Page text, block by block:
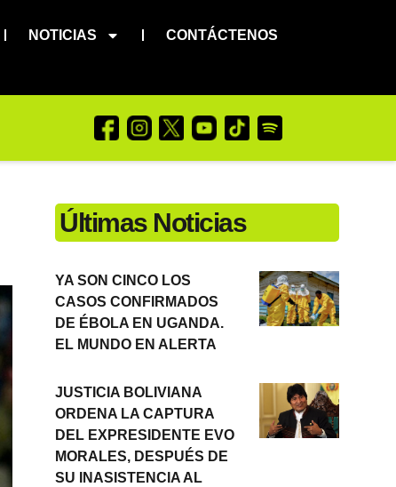
NOTICIAS CONTÁCTENOS
Últimas Noticias
YA SON CINCO LOS
CASOS CONFIRMADOS
DE ÉBOLA EN UGANDA.
EL MUNDO EN ALERTA
JUSTICIA BOLIVIANA
ORDENA LA CAPTURA
DEL EXPRESIDENTE EVO
MORALES, DESPUÉS DE
SU INASISTENCIA AL